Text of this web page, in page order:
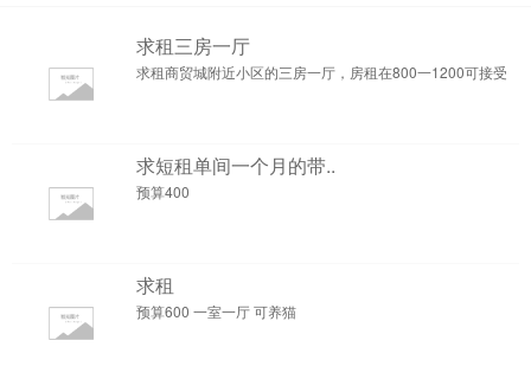
求租三房一厅
求租商贸城附近小区的三房一厅，房租在800一1200可接受
求短租单间一个月的带..
预算400
求租
预算600 一室一厅 可养猫